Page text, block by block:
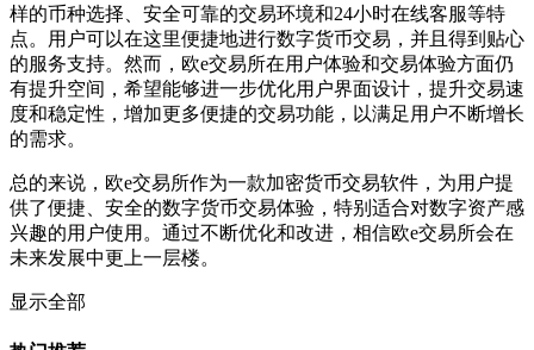
样的币种选择、安全可靠的交易环境和24小时在线客服等特
点。用户可以在这里便捷地进行数字货币交易，并且得到贴心
的服务支持。然而，欧e交易所在用户体验和交易体验方面仍
有提升空间，希望能够进一步优化用户界面设计，提升交易速
度和稳定性，增加更多便捷的交易功能，以满足用户不断增长
的需求。
总的来说，欧e交易所作为一款加密货币交易软件，为用户提
供了便捷、安全的数字货币交易体验，特别适合对数字资产感
兴趣的用户使用。通过不断优化和改进，相信欧e交易所会在
未来发展中更上一层楼。
显示全部